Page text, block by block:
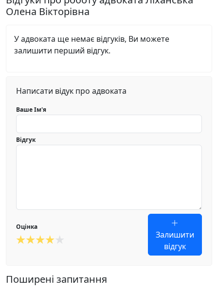
Олена Вікторівна
У адвоката ще немає відгуків, Ви можете
залишити перший відгук.
Написати відук про адвоката
Ваше Ім'я
Відгук
Оцінка
Залишити
відгук
Поширені запитання